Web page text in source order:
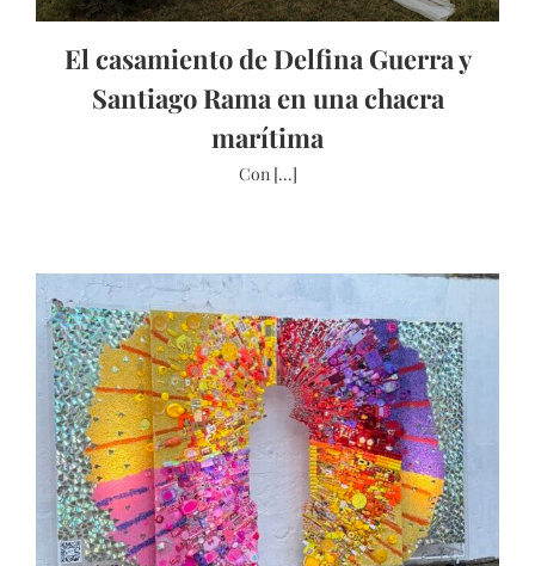
El casamiento de Delfina Guerra y
Santiago Rama en una chacra
marítima
Con [...]